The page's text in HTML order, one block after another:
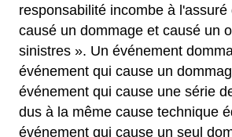
responsabilité incombe à l'assuré
causé un dommage et causé un
sinistres ». Un événement
événement qui cause un
événement qui cause une série
dus à la même cause technique
événement qui cause un seul